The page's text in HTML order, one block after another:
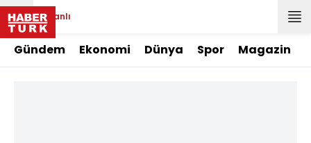
Canlı
Gündem Ekonomi Dünya Spor Magazin